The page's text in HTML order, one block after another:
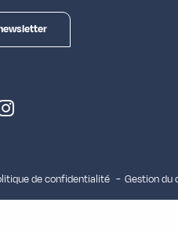
de confidentialité Gestion du